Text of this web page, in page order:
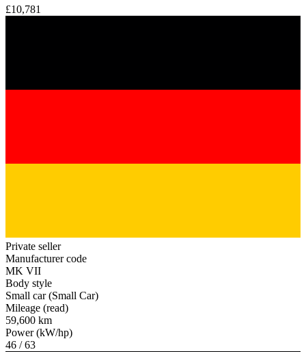
£10,781
Private seller
Manufacturer code
MK VII
Body style
Small car (Small Car)
Mileage (read)
59,600 km
Power (kW/hp)
46 / 63